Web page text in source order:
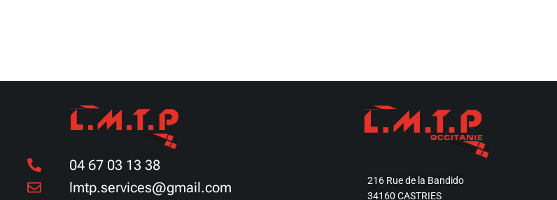
04 67 03 13 38
lmtp.services@gmail.com
216 Rue de la Bandido
34160 CASTRIES